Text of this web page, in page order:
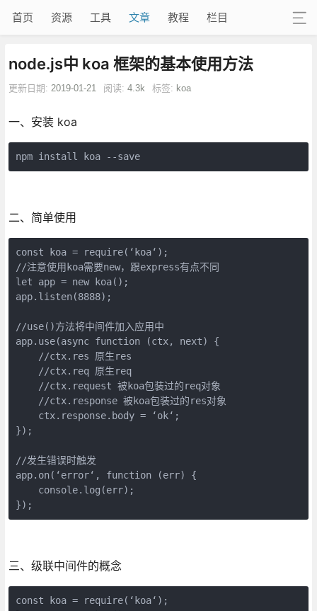
首页 资源 工具 文章 教程 栏目
node.js中 koa 框架的基本使用方法
更新日期: 2019-01-21 阅读: 4.3k 标签: koa
一、安装 koa
npm install koa --save
二、简单使用
const koa = require(‘koa‘);
//注意使用koa需要new，跟express有点不同
let app = new koa();
app.listen(8888);
//use()方法将中间件加入应用中
app.use(async function (ctx, next) {
    //ctx.res 原生res
    //ctx.req 原生req
    //ctx.request 被koa包装过的req对象
    //ctx.response 被koa包装过的res对象
    ctx.response.body = ‘ok‘;
});
//发生错误时触发
app.on(‘error‘, function (err) {
    console.log(err);
三、级联中间件的概念
const koa = require(‘koa‘);